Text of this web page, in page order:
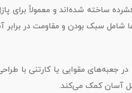
ساخته شده‌اند و معمولاً برای
شامل سبک بودن و مقاومت در
در جعبه‌های مقوایی یا کارتنی با
آسان کمک می‌کند.